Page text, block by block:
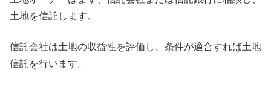
土地を信託します。
信託会社は土地の収益性を評価し、条件が適合すれば土地
信託を行います。